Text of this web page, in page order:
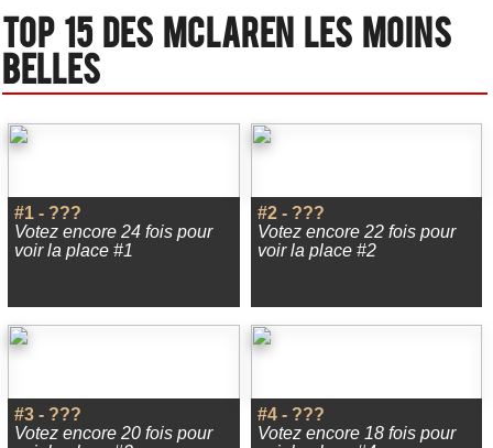
Top 15 des Mclaren les moins
belles
#1 - ???
Votez encore 24 fois pour
voir la place #1
#2 - ???
Votez encore 22 fois pour
voir la place #2
#3 - ???
Votez encore 20 fois pour
#4 - ???
Votez encore 18 fois pour